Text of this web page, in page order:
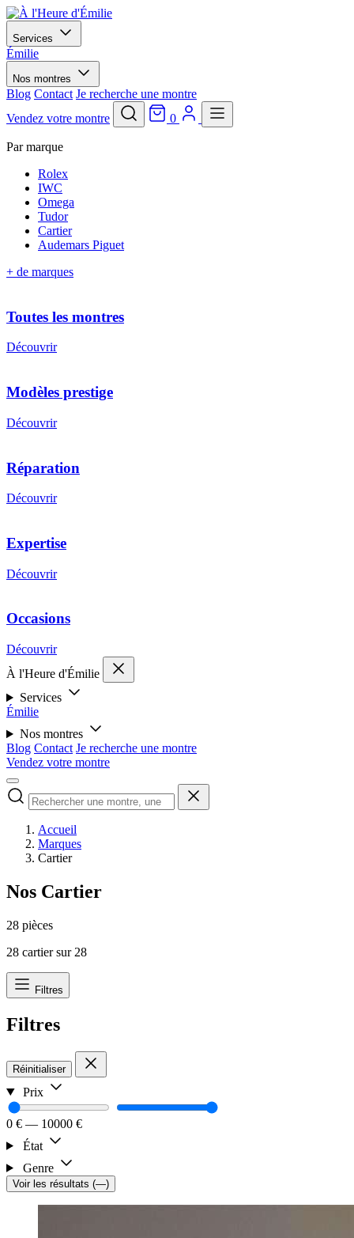
Services
Émilie
Nos montres
Blog Contact Je recherche une montre
Vendez votre montre
0
Par marque
Rolex
IWC
Omega
Tudor
Cartier
Audemars Piguet
+ de marques
Toutes les montres
Découvrir
Modèles prestige
Découvrir
Réparation
Découvrir
Expertise
Découvrir
Occasions
Découvrir
À l'Heure d'Émilie
Services
Émilie
Nos montres
Blog Contact Je recherche une montre
Vendez votre montre
Accueil
Marques
Cartier
Nos Cartier
28 pièces
28 cartier sur 28
Filtres
Filtres
Réinitialiser
Prix
0 € — 10000 €
État
Genre
Voir les résultats (—)